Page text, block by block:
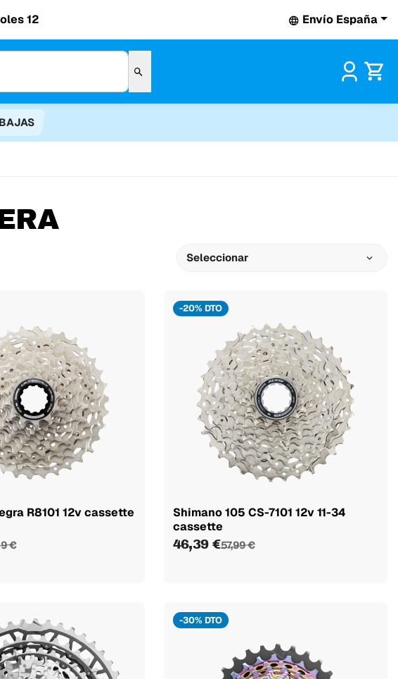
12 Envío España
Seleccionar
R8101 12v cassette
€
-20% DTO
Shimano 105 CS-7101 12v 11-34
cassette
46,39 €57,99 €
-30% DTO